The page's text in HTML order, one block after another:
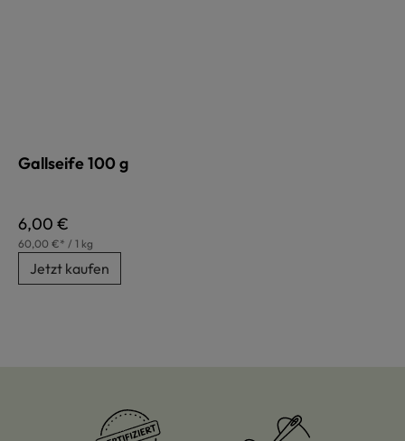
Gallseife 100 g
Regulärer Preis:
6,00 €
60,00 €* / 1 kg
Jetzt kaufen